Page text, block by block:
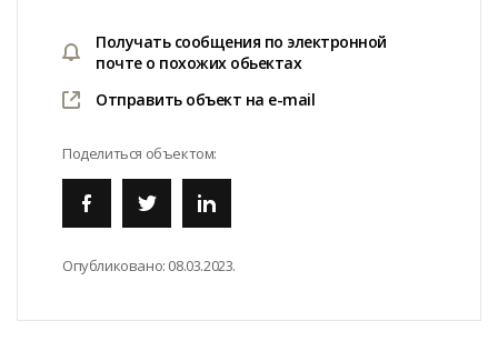
Получать сообщения по электронной
почте о похожих обьектах
Отправить объект на e-mail
Поделиться объектом:
Опубликовано: 08.03.2023.